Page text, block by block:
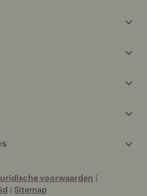
voorwaarden |
| Sitemap